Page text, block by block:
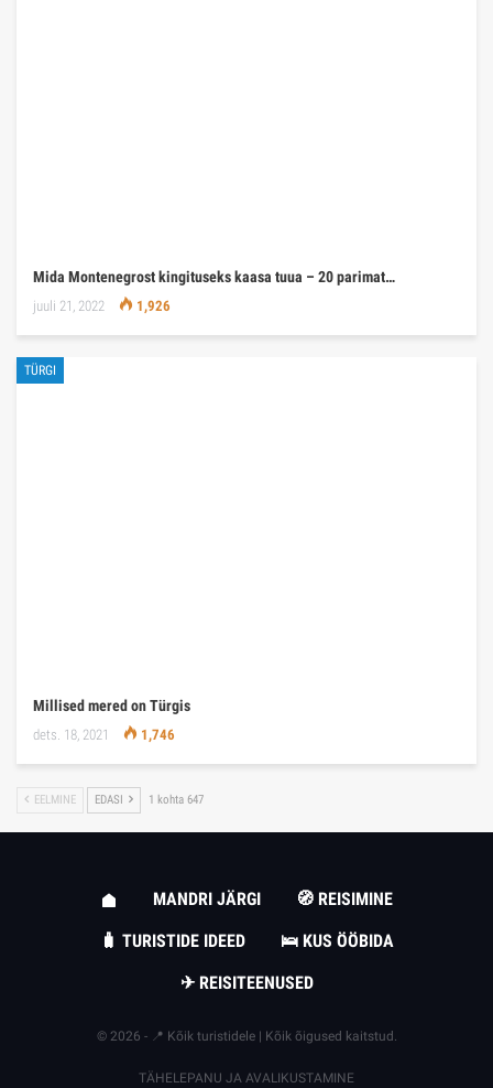
Mida Montenegrost kingituseks kaasa tuua – 20 parimat…
juuli 21, 2022 1,926
TÜRGI
Millised mered on Türgis
dets. 18, 2021 1,746
EELMINE EDASI 1 kohta 647
MANDRI JÄRGI
🧭 REISIMINE
🧳 TURISTIDE IDEED
🛌 KUS ÖÖBIDA
✈ REISITEENUSED
© 2026 - 📍 Kõik turistidele | Kõik õigused kaitstud.
TÄHELEPANU JA AVALIKUSTAMINE